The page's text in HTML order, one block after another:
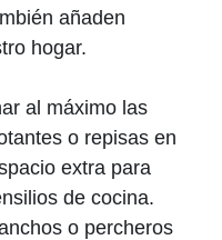
añaden
‍hogar.
al máximo las
o repisas​ en
​extra para
de cocina.
o percheros